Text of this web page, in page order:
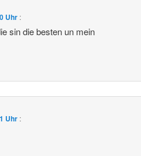
Uhr :
sin die besten un mein
Uhr :